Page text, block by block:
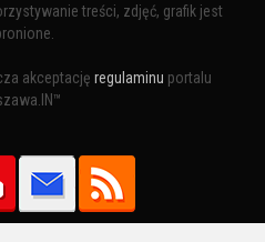
treści, zdjęć, grafik jest
akceptację regulaminu portalu